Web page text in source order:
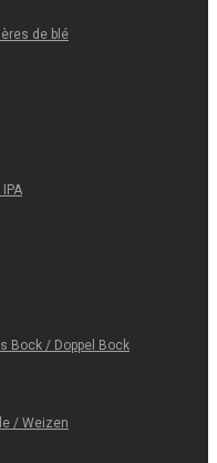
de blé
Bock / Doppel Bock
/ Weizen